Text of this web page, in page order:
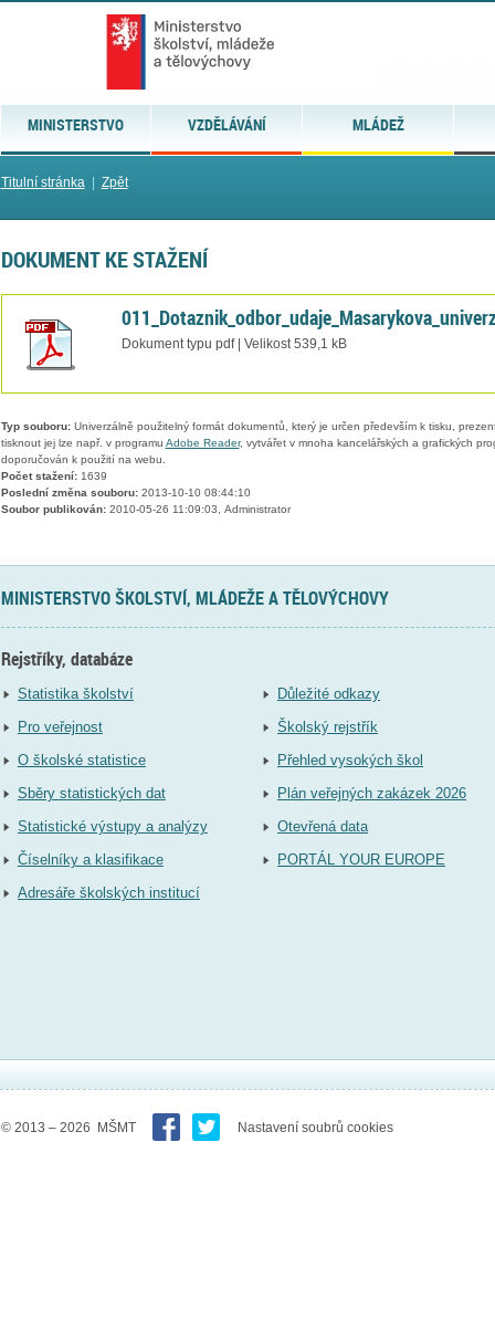
MINISTERSTVO VZDĚLÁVÁNÍ MLÁDEŽ
Titulní stránka| Zpět
DOKUMENT KE STAŽENÍ
Dokument typu pdf | Velikost 539,1 kB
Typ souboru:Univerzálně použitelný formát dokumentů, který je určen především k tisku,
tisknout jej lze např. v programu Adobe Reader, vytvářet v mnoha kancelářských a grafických
doporučován k použití na webu.
Počet stažení:1639
Poslední změna souboru:2013-10-10 08:44:10
Soubor publikován:2010-05-26 11:09:03, Administrator
MINISTERSTVO ŠKOLSTVÍ, MLÁDEŽE A TĚLOVÝCHOVY
Rejstříky, databáze
Statistika školství
Pro veřejnost
O školské statistice
Sběry statistických dat
Statistické výstupy a analýzy
Číselníky a klasifikace
Adresáře školských institucí
Důležité odkazy
Školský rejstřík
Přehled vysokých škol
Plán veřejných zakázek 2026
Otevřená data
PORTÁL YOUR EUROPE
© 2013 – 2026 MŠMT Nastavení soubrů cookies